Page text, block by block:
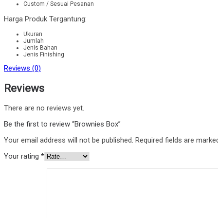
Custom / Sesuai Pesanan
Harga Produk Tergantung:
Ukuran
Jumlah
Jenis Bahan
Jenis Finishing
Reviews (0)
Reviews
There are no reviews yet.
Be the first to review “Brownies Box”
Your email address will not be published. Required fields are
Your rating *